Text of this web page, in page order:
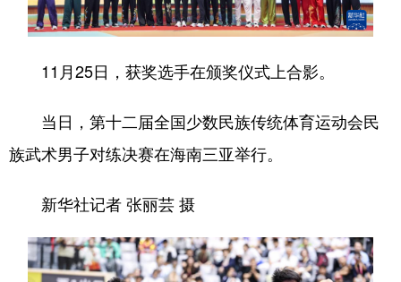
11月25日，获奖选手在颁奖仪式上合影。
当日，第十二届全国少数民族传统体育运动会民
族武术男子对练决赛在海南三亚举行。
新华社记者 张丽芸 摄